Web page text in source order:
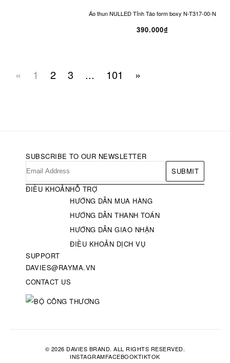
Áo thun NULLED Tỉnh Táo form boxy N-T317-00-N
390.000₫
« 1 2 3 ... 101 »
SUBSCRIBE TO OUR NEWSLETTER
SUBMIT
ĐIỀU KHOẢNHỖ TRỢ
HƯỚNG DẪN MUA HÀNG
HƯỚNG DẪN THANH TOÁN
HƯỚNG DẪN GIAO NHẬN
ĐIỀU KHOẢN DỊCH VỤ
SUPPORT
DAVIES@RAYMA.VN
CONTACT US
© 2026 DAVIES BRAND. ALL RIGHTS RESERVED.
INSTAGRAMFACEBOOKTIKTOK